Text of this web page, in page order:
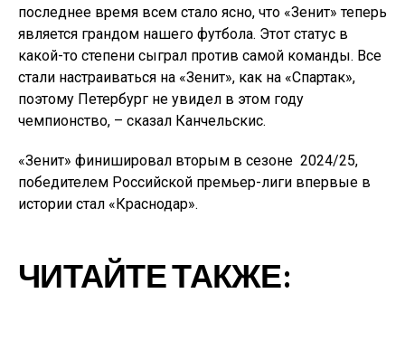
последнее время всем стало ясно, что «Зенит» теперь
является грандом нашего футбола. Этот статус в
какой-то степени сыграл против самой команды. Все
стали настраиваться на «Зенит», как на «Спартак»,
поэтому Петербург не увидел в этом году
чемпионство, – сказал Канчельскис.
«Зенит» финишировал вторым в сезоне  2024/25,
победителем Российской премьер-лиги впервые в
истории стал «Краснодар».
ЧИТАЙТЕ ТАКЖЕ: